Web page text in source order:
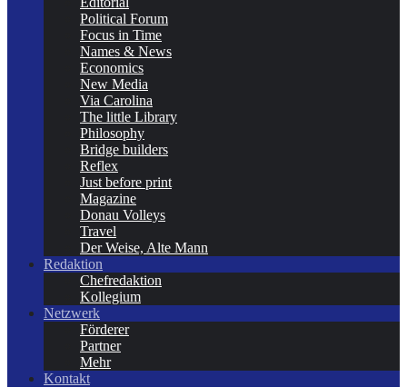
Political Forum
Focus in Time
Names & News
Economics
New Media
Via Carolina
The little Library
Philosophy
Bridge builders
Reflex
Just before print
Magazine
Donau Volleys
Travel
Der Weise, Alte Mann
Redaktion
Chefredaktion
Kollegium
Netzwerk
Förderer
Partner
Mehr
Kontakt